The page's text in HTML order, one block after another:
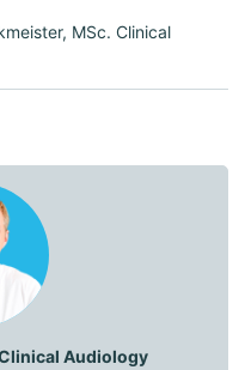
MSc. Clinical
Audiology